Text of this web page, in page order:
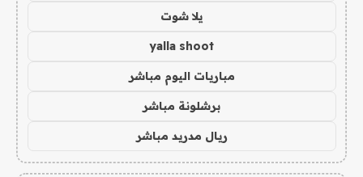
يلا شوت
yalla shoot
مباريات اليوم مباشر
برشلونة مباشر
ريال مدريد مباشر